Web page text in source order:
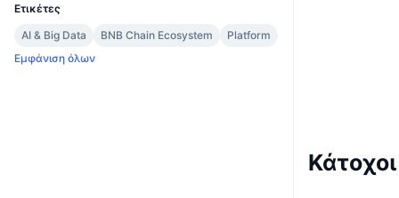
Ετικέτες
AI & Big Data
BNB Chain Ecosystem
Platform
Εμφάνιση όλων